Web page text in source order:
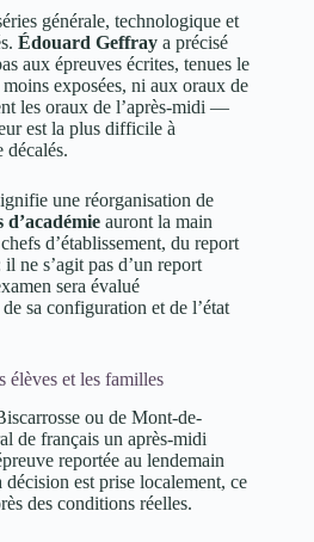
générale, technologique et
Édouard Geffray a précisé
aux épreuves écrites, tenues le
exposées, ni aux oraux de
les oraux de l’après-midi —
est la plus difficile à
une réorganisation de
d’académie auront la main
d’établissement, du report
ne s’agit pas d’un report
sera évalué
sa configuration et de l’état
élèves et les familles
ou de Mont-de-
de français un après-midi
reportée au lendemain
est prise localement, ce
des conditions réelles.